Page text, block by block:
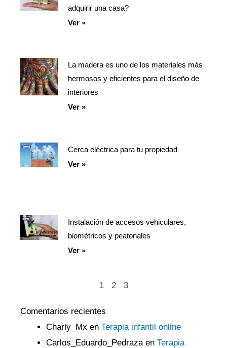
adquirir una casa?
Ver »
La madera es uno de los materiales más
hermosos y eficientes para el diseño de
interiores
Ver »
Cerca eléctrica para tu propiedad
Ver »
Instalación de accesos vehiculares,
biométricos y peatonales
Ver »
1 2 3
Comentarios recientes
Charly_Mx en Terapia infantil online
Carlos_Eduardo_Pedraza en Terapia